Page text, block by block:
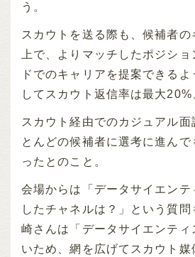
う。
スカウトを送る際も、候補者の
上で、よりマッチしたポジシ
ドでのキャリアを提案できるよ
してスカウト返信率は最大20%
スカウト経由でのカジュアル面
とんどの候補者に選考に進ん
ったとのこと。
会場からは「データサイエンテ
したチャネルは？」という質
崎さんは「データサイエンティ
いため、網を広げてスカウト媒